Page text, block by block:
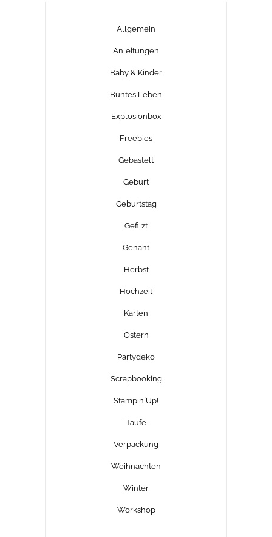
Allgemein
Anleitungen
Baby & Kinder
Buntes Leben
Explosionbox
Freebies
Gebastelt
Geburt
Geburtstag
Gefilzt
Genäht
Herbst
Hochzeit
Karten
Ostern
Partydeko
Scrapbooking
Stampin´Up!
Taufe
Verpackung
Weihnachten
Winter
Workshop